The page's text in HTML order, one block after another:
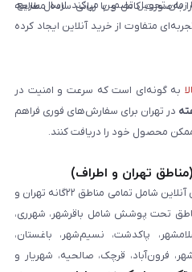
زمان تحویل تضمین می‌کند. ارسال سریع،
متفاوت از خرید آنلاین ایجاد کرده
به‌صورت کامل و با زبانی ساده مطالعه
به گونه‌ای است که سرعت و امنیت در
در تهران برای سفارش‌های فوری فراهم
محصول خود را دریافت کنند.
تهران و اطراف)
ارسال از طریق پیک موتوری در گوشی آنلاین شامل تمامی مناطق ۲۲گانه تهران و
تحت پوشش شامل باقرشهر، شهرری،
پاکدشت، نسیم‌شهر، باغستان،
فرون‌آباد، قرچک، صالحیه، شهریار و